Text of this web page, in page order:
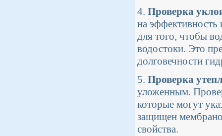
4. Проверка
на
для того, чтобы
водостоки. Это
долговечности
5. Проверка
уложенным.
которые могут
защищен
свойства.